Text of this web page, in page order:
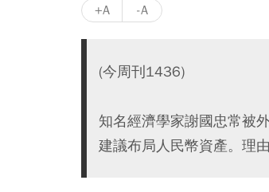
+A -A
(今周刊1436)
知名經濟學家謝國忠常被
建議布局人民幣資產。理